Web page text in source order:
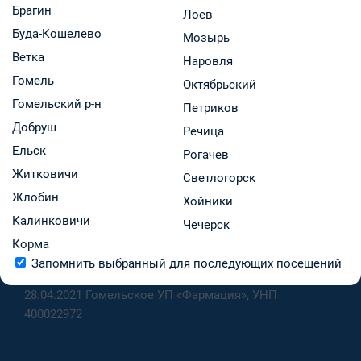
Мы в соцсетях
Юридический адрес
Республика Беларусь, 246027
ПН-ПТ: 8.30 - 17.00 (перерыв 12.30-13.00)
№02040/559 от 12.03.1997 Интернет-магазин
28.04.2021 Гомельское УП «Фармация», УНП
400022972
Брагин
Буда-Кошелево
Ветка
Гомель
Гомельский р-н
Добруш
Ельск
Житковичи
Жлобин
Калинковичи
Корма
Лоев
Мозырь
Наровля
Октябрьский
Петриков
Речица
Рогачев
Светлогорск
Хойники
Чечерск
Запомнить выбранный для последующих посещений